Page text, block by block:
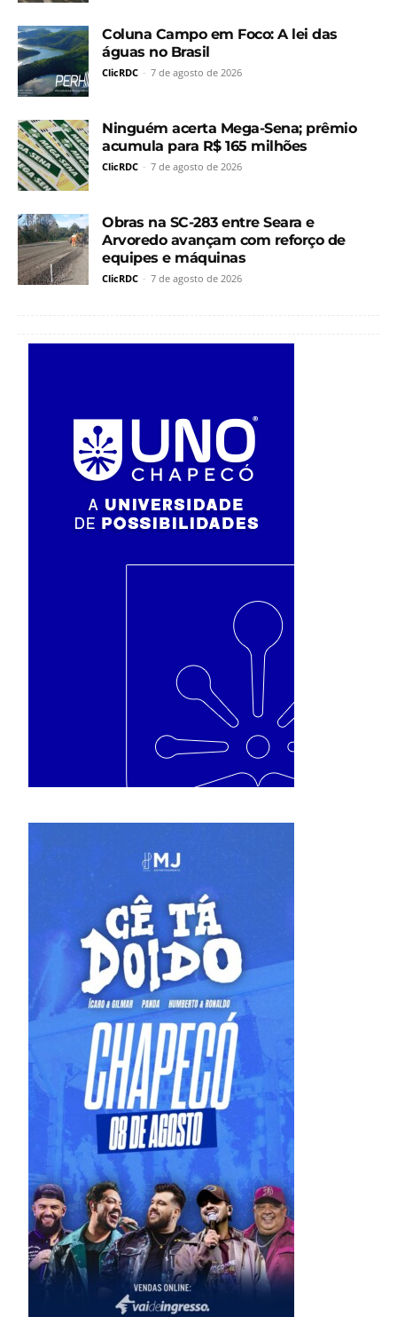
Coluna Campo em Foco: A lei das
águas no Brasil
ClicRDC - 7 de agosto de 2026
Ninguém acerta Mega-Sena; prêmio
acumula para R$ 165 milhões
ClicRDC - 7 de agosto de 2026
Obras na SC-283 entre Seara e
Arvoredo avançam com reforço de
equipes e máquinas
ClicRDC - 7 de agosto de 2026